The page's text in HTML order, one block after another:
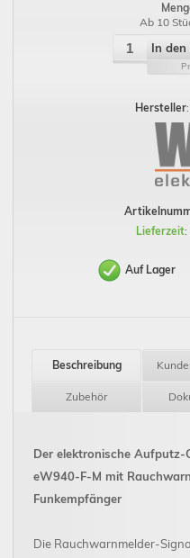
Ab 10
In den
Hersteller
Lieferzeit:
Auf Lager
Beschreibung
Zubehör
Der elektronische
eW940-F-M mit
Funkempfänger
Die Rauchwarnmelder-